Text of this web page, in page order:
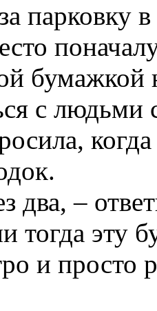
парковку
бумажкой
с
два, –
тогда эту
и просто